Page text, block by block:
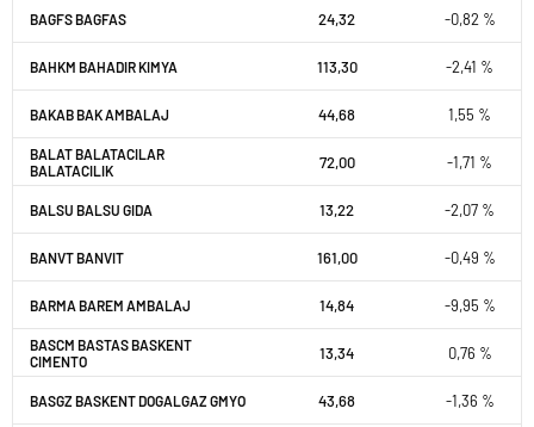
BAGFS BAGFAS 24,32 -0,82 %
BAHKM BAHADIR KIMYA 113,30 -2,41 %
BAKAB BAK AMBALAJ 44,68 1,55 %
BALAT BALATACILAR
BALATACILIK
72,00 -1,71 %
BALSU BALSU GIDA 13,22 -2,07 %
BANVT BANVIT 161,00 -0,49 %
BARMA BAREM AMBALAJ 14,84 -9,95 %
BASCM BASTAS BASKENT
CIMENTO
13,34 0,76 %
BASGZ BASKENT DOGALGAZ GMYO 43,68 -1,36 %